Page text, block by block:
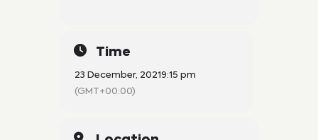
Time
23 December, 20219:15 pm
(GMT+00:00)